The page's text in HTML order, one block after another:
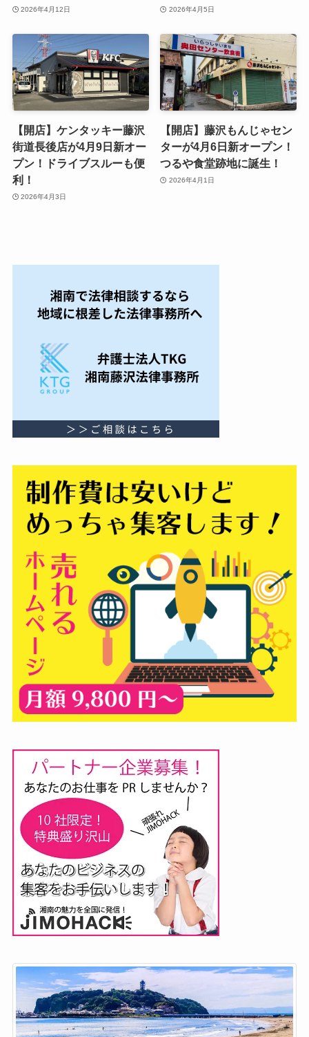
2026年4月12日 2026年4月5日
【開店】ケンタッキー藤沢
街道長後店が4月9日新オー
プン！ドライブスルーも便
利！
2026年4月3日
【開店】藤沢もんじゃセン
ターが4月6日新オープン！
つるや食堂跡地に誕生！
2026年4月1日